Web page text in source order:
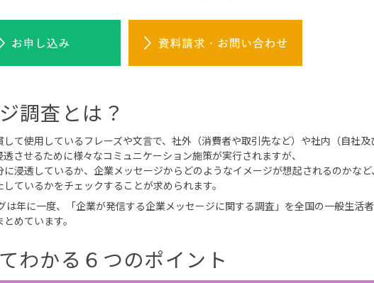
調査とは？
て使用しているフレーズや文言で、社外（消費者や取引先など）や社内（自社及
させるために様々なコミュニケーション施策が実行されますが、
浸透しているか、企業メッセージからどのようなイメージが想起されるのかなど
ているかをチェックすることが求められます。
は年に一度、「企業が発信する企業メッセージに関する調査」を全国の一般生活
めています。
わかる６つのポイント